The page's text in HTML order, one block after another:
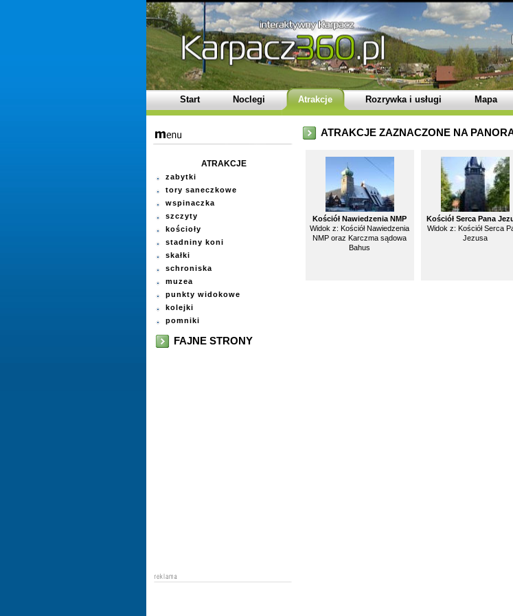
Start Noclegi Atrakcje Rozrywka i usługi Mapa
ATRAKCJE
zabytki
tory saneczkowe
wspinaczka
szczyty
kościoły
stadniny koni
skałki
schroniska
muzea
punkty widokowe
kolejki
pomniki
FAJNE STRONY
ATRAKCJE ZAZNACZONE NA
Kościół Nawiedzenia NMP
Widok z: Kościół Nawiedzenia
NMP oraz Karczma sądowa
Bahus
Kościół Serca Pana
Widok z: Kościół Serca
Jezusa